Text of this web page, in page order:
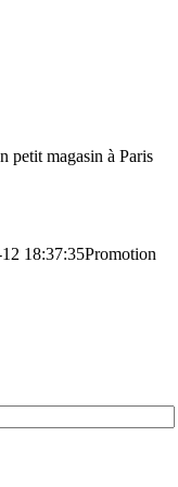
petit magasin à Paris
18:37:35Promotion